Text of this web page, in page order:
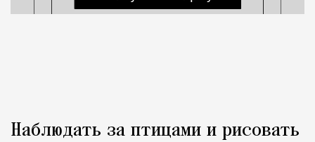
Наблюдать за птицами и рисовать